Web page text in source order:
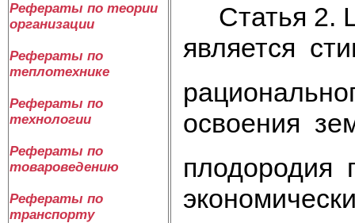
Рефераты по теории
организации
Рефераты по
теплотехнике
Рефераты по
технологии
Рефераты по
товароведению
Рефераты по
транспорту
Статья 2.
является
освоения
плодородия